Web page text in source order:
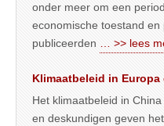
onder meer om een
economische toestand en
publiceerden
… >> lees
Klimaatbeleid in Europa
Het klimaatbeleid in
en deskundigen geven